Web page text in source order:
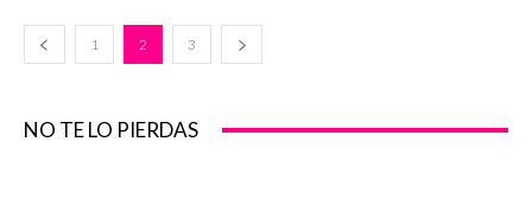
1 2 3
NO TE LO PIERDAS